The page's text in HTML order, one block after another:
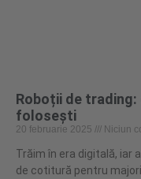
Roboții de trading:
folosești
20 februarie 2025 Niciun
Trăim în era digitală, iar
de cotitură pentru